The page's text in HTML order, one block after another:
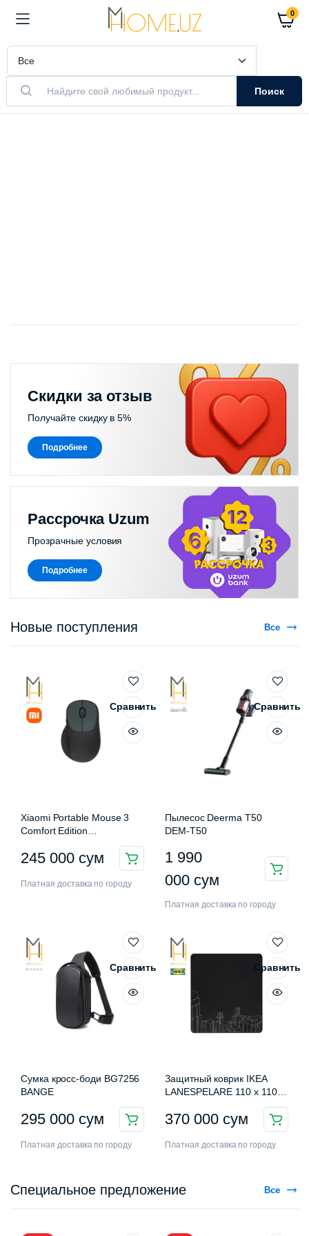
0
Поиск
Скидки за отзыв
Получайте скидку в 5%
Подробнее
Рассрочка Uzum
Прозрачные условия
Подробнее
Новые поступления Все
Сравнить
Xiaomi Portable Mouse 3
Comfort Edition
245 000 сум
Платная доставка по городу
Сравнить
Пылесос Deerma T50
DEM-T50
1 990
000 сум
Платная доставка по городу
Сравнить
Сумка кросс-боди BG7256
BANGE
295 000 сум
Платная доставка по городу
Сравнить
Защитный коврик IKEA
LANESPELARE 110 x 110
370 000 сум
Платная доставка по городу
Специальное предложение Все